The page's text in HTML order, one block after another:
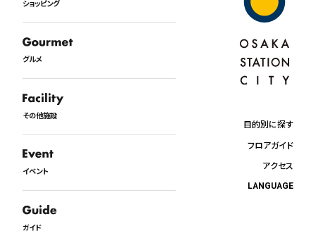
ショッピング
グルメ
その他施設
イベント
ガイド
目的別に探す
フロアガイド
アクセス
LANGUAGE